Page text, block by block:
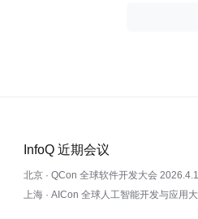
InfoQ 近期会议
北京 · QCon 全球软件开发大会
上海 · AICon 全球人工智能开发与应用